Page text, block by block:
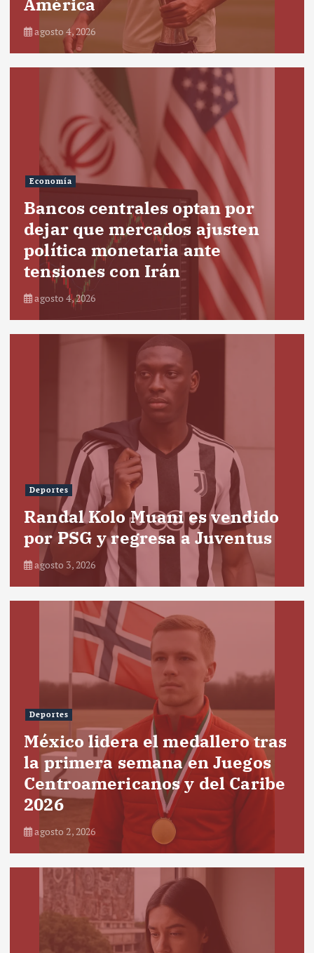
agosto 4, 2026
Economía
Bancos centrales optan por
dejar que mercados ajusten
política monetaria ante
tensiones con Irán
agosto 4, 2026
Deportes
Randal Kolo Muani es vendido
por PSG y regresa a Juventus
agosto 3, 2026
Deportes
México lidera el medallero tras
la primera semana en Juegos
Centroamericanos y del Caribe
2026
agosto 2, 2026